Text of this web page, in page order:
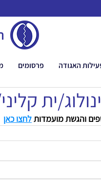
האגודה פרסומים
ית
והגשת מועמדות לחצו כאן